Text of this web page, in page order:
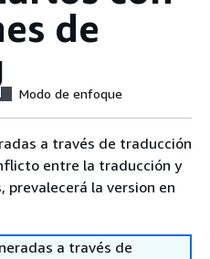
de
Modo de enfoque
a través de traducción
entre la traducción y
prevalecerá la version en
a través de